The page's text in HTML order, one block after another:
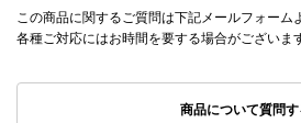
この商品に関するご質問は下記メールフォーム
各種ご対応にはお時間を要する場合がございま
商品について質問す